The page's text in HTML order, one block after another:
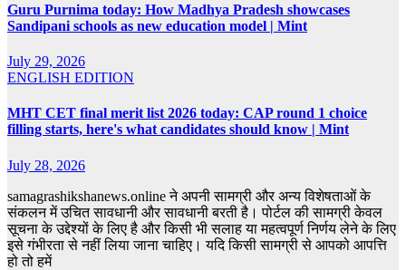
Guru Purnima today: How Madhya Pradesh showcases
Sandipani schools as new education model | Mint
July 29, 2026
ENGLISH EDITION
MHT CET final merit list 2026 today: CAP round 1 choice
filling starts, here's what candidates should know | Mint
July 28, 2026
samagrashikshanews.online ने अपनी सामग्री और अन्य विशेषताओं के
संकलन में उचित सावधानी और सावधानी बरती है। पोर्टल की सामग्री केवल
सूचना के उद्देश्यों के लिए है और किसी भी सलाह या महत्वपूर्ण निर्णय लेने के लिए
इसे गंभीरता से नहीं लिया जाना चाहिए। यदि किसी सामग्री से आपको आपत्ति
हो तो हमें